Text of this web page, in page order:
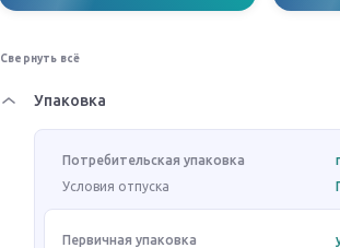
Свернуть всё
Упаковка
Потребительская упаковка
Условия отпуска
Первичная упаковка